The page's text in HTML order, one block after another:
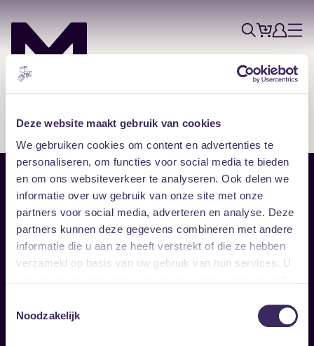
Deze website maakt gebruik van cookies
We gebruiken cookies om content en advertenties te
personaliseren, om functies voor social media te bieden
en om ons websiteverkeer te analyseren. Ook delen we
informatie over uw gebruik van onze site met onze
partners voor social media, adverteren en analyse. Deze
partners kunnen deze gegevens combineren met andere
informatie die u aan ze heeft verstrekt of die ze hebben
verzameld op basis van uw gebruik van hun services. U
Noodzakelijk
ZoekTicketsAccount
Menu
Sitemap
Home
Vrijwilligers
Verhuur
Disclaimer
Toegankelijkheid
Privacy & cookies
Follow
Onze nieuwsbrief ontvangen?